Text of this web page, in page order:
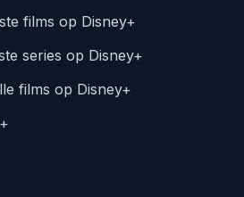
films op Disney+
series op Disney+
films op Disney+